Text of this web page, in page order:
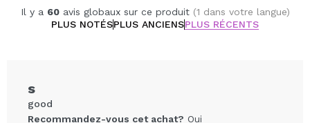
Il y a 60avis globaux sur ce produit (1 dans votre langue)
PLUS NOTÉSPLUS ANCIENSPLUS RÉCENTS
s
good
Recommandez-vous cet achat? Oui